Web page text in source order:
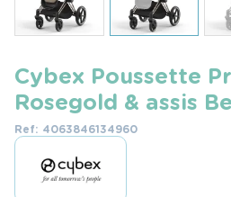
Cybex Poussette
Rosegold & assis
Ref: 4063846134960